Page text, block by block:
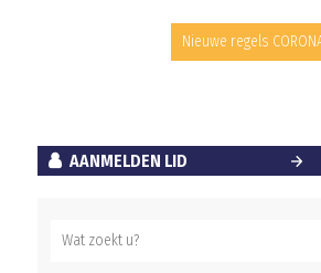
Nieuwe regels
AANMELDEN LID